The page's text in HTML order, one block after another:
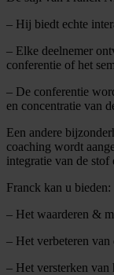
– Hij biedt echte
– Elke deelnemer
conferentie of het
– De conferentie
en concentratie van
Een andere
coaching wordt
integratie van de stof
Franck kan u bieden:
– Het waarderen &
– Het verbeteren
– Het versterken van